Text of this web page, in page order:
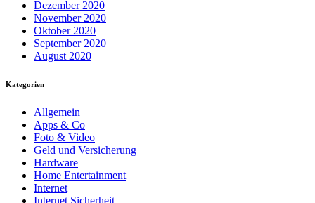
Dezember 2020
November 2020
Oktober 2020
September 2020
August 2020
Kategorien
Allgemein
Apps & Co
Foto & Video
Geld und Versicherung
Hardware
Home Entertainment
Internet